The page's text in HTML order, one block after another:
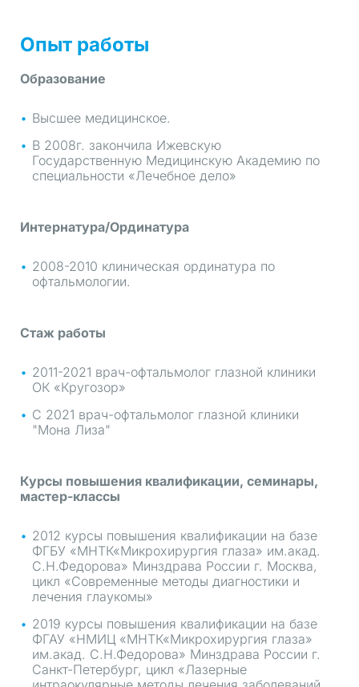
Опыт работы
Образование
Высшее медицинское.
В 2008г. закончила Ижевскую
Государственную Медицинскую Академию по
специальности «Лечебное дело»
Интернатура/Ординатура
2008-2010 клиническая ординатура по
офтальмологии.
Стаж работы
2011-2021 врач-офтальмолог глазной клиники
ОК «Кругозор»
С 2021 врач-офтальмолог глазной клиники
"Мона Лиза"
Курсы повышения квалификации, семинары,
мастер-классы
2012 курсы повышения квалификации на базе
ФГБУ «МНТК«Микрохирургия глаза» им.акад.
С.Н.Федорова» Минздрава России г. Москва,
цикл «Современные методы диагностики и
лечения глаукомы»
2019 курсы повышения квалификации на базе
ФГАУ «НМИЦ «МНТК«Микрохирургия глаза»
им.акад. С.Н.Федорова» Минздрава России г.
Санкт-Петербург, цикл «Лазерные